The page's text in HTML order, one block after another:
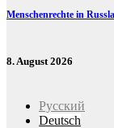
Menschenrechte in
8. August 2026
Русский
Deutsch